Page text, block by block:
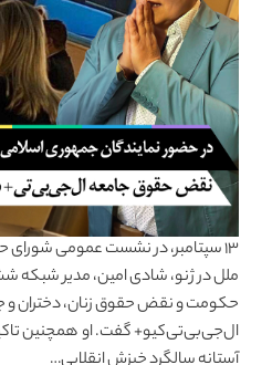
۱۳ سپتامبر، در نشست عمومی
ملل در ژنو، شادی امین، مدیر
حکومت و نقض حقوق زنان، دختران و
ال‌جی‌بی‌تی‌کیو‌+ گفت. او همچنین